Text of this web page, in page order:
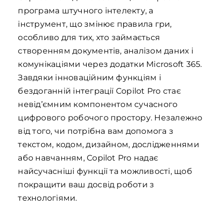
програма штучного інтелекту, а
інструмент, що змінює правила гри,
особливо для тих, хто займається
створенням документів, аналізом даних і
комунікаціями через додатки Microsoft 365.
Завдяки інноваційним функціям і
бездоганній інтеграції Copilot Pro стає
невід’ємним компонентом сучасного
цифрового робочого простору. Незалежно
від того, чи потрібна вам допомога з
текстом, кодом, дизайном, дослідженнями
або навчанням, Copilot Pro надає
найсучасніші функції та можливості, щоб
покращити ваш досвід роботи з
технологіями.